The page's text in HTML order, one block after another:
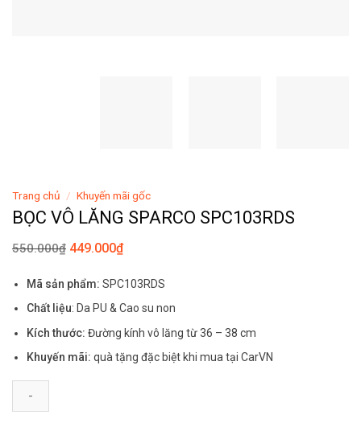
Trang chủ / Khuyến mãi gốc
BỌC VÔ LĂNG SPARCO SPC103RDS
550.000₫ 449.000₫
Mã sản phẩm: SPC103RDS
Chất liệu: Da PU & Cao su non
Kích thước: Đường kính vô lăng từ 36 – 38 cm
Khuyến mãi: quà tặng đặc biệt khi mua tại CarVN